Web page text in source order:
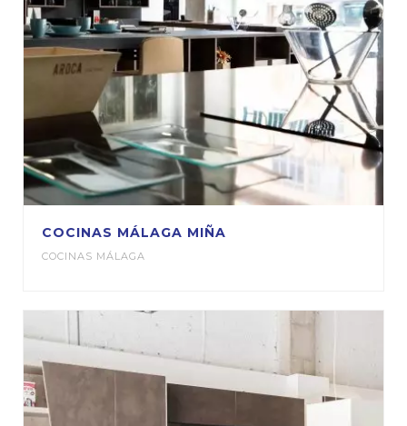
COCINAS MÁLAGA MIÑA
COCINAS MÁLAGA